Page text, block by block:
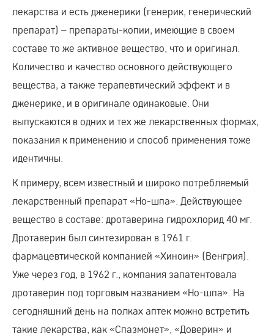
лекарства и есть дженерики (генерик, генерический
препарат) – препараты-копии, имеющие в своем
составе то же активное вещество, что и оригинал.
Количество и качество основного действующего
вещества, а также терапевтический эффект и в
дженерике, и в оригинале одинаковые. Они
выпускаются в одних и тех же лекарственных формах,
показания к применению и способ применения тоже
идентичны.
К примеру, всем известный и широко потребляемый
лекарственный препарат «Но-шпа». Действующее
вещество в составе: дротаверина гидрохлорид 40 мг.
Дротаверин был синтезирован в 1961 г.
фармацевтической компанией «Хиноин» (Венгрия).
Уже через год, в 1962 г., компания запатентовала
дротаверин под торговым названием «Но-шпа». На
сегодняшний день на полках аптек можно встретить
такие лекарства, как «Спазмонет», «Доверин» и